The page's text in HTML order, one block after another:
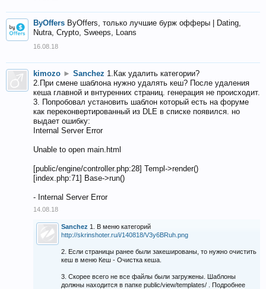
ByOffers ByOffers, только лучшие бурж офферы | Dating,
Nutra, Crypto, Sweeps, Loans
16.08.18
kimozo ► Sanchez 1.Как удалить категории?
2.При смене шаблона нужно удалять кеш? После удаления
кеша главной и внтуренних страниц. генерация не происходит.
3. Попробовал установить шаблон который есть на форуме
как переконвертированный из DLE в списке появился. но
выдает ошибку:
Internal Server Error
Unable to open main.html
[public/engine/controller.php:28] Templ->render()
[index.php:71] Base->run()
- Internal Server Error
14.08.18
Sanchez 1. В меню категорий
http://skrinshoter.ru/i/140818/V3y6BRuh.png
2. Если страницы ранее были закешированы, то нужно очистить
кеш в меню Кеш - Очистка кеша.
3. Скорее всего не все файлы были загружены. Шаблоны
должны находится в папке public/view/templates/ . Подробнее